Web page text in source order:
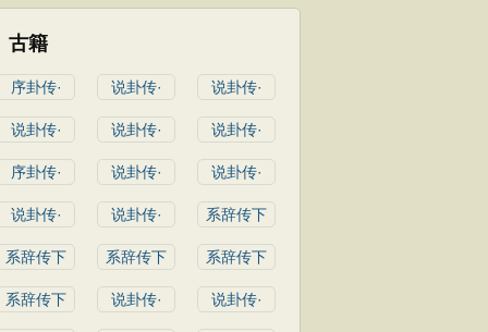
古籍
序卦传· 说卦传· 说卦传·
说卦传· 说卦传· 说卦传·
序卦传· 说卦传· 说卦传·
说卦传· 说卦传· 系辞传下
系辞传下 系辞传下 系辞传下
系辞传下 说卦传· 说卦传·